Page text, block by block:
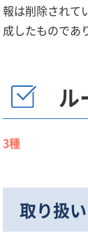
報は削除されて
成したものであ
ル
3種
取り扱